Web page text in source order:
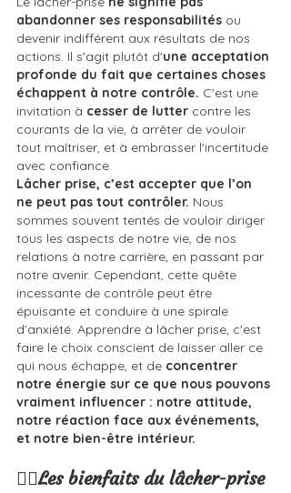
abandonner ses responsabilités ou
devenir indifférent aux résultats de nos
actions. Il s'agit plutôt d'une acceptation
profonde du fait que certaines choses
échappent à notre contrôle. C'est une
invitation à cesser de lutter contre les
courants de la vie, à arrêter de vouloir
tout maîtriser, et à embrasser l'incertitude
avec confiance.
Lâcher prise, c’est accepter que l’on
ne peut pas tout contrôler. Nous
sommes souvent tentés de vouloir diriger
tous les aspects de notre vie, de nos
relations à notre carrière, en passant par
notre avenir. Cependant, cette quête
incessante de contrôle peut être
épuisante et conduire à une spirale
d’anxiété. Apprendre à lâcher prise, c'est
faire le choix conscient de laisser aller ce
qui nous échappe, et de concentrer
notre énergie sur ce que nous pouvons
vraiment influencer : notre attitude,
notre réaction face aux événements,
et notre bien-être intérieur.
🧘‍♀️Les bienfaits du lâcher-prise